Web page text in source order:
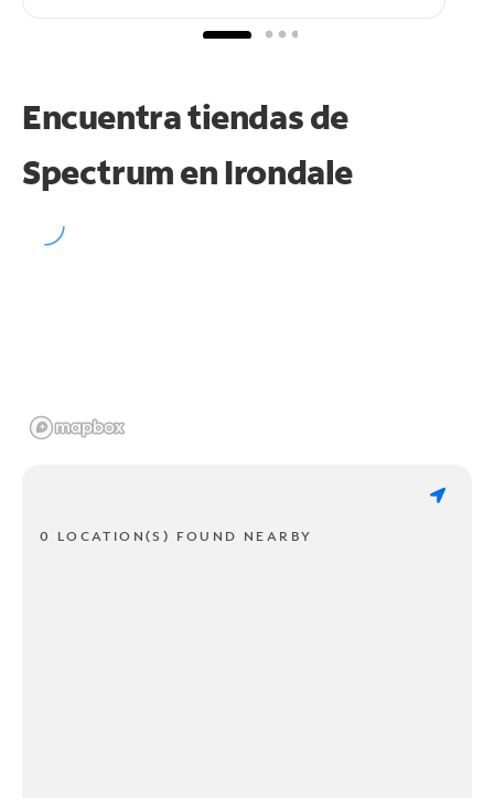
Encuentra tiendas de
Spectrum en Irondale
0 LOCATION(S) FOUND NEARBY